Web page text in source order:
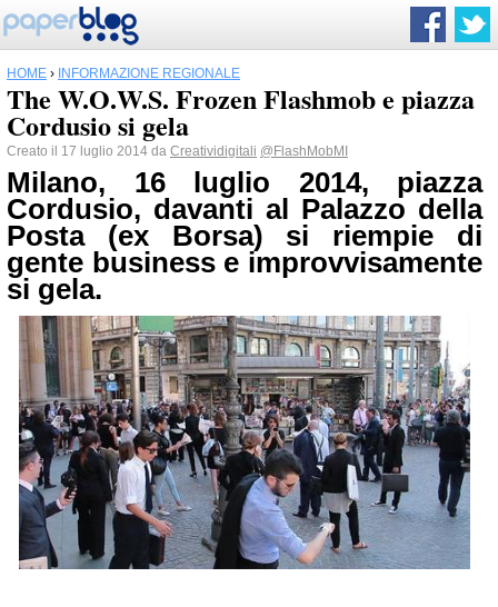
HOME › INFORMAZIONE REGIONALE
The W.O.W.S. Frozen Flashmob e piazza
Cordusio si gela
Creato il 17 luglio 2014 da Creatividigitali @FlashMobMI
Milano, 16 luglio 2014, piazza
Cordusio, davanti al Palazzo della
Posta (ex Borsa) si riempie di
gente business e improvvisamente
si gela.